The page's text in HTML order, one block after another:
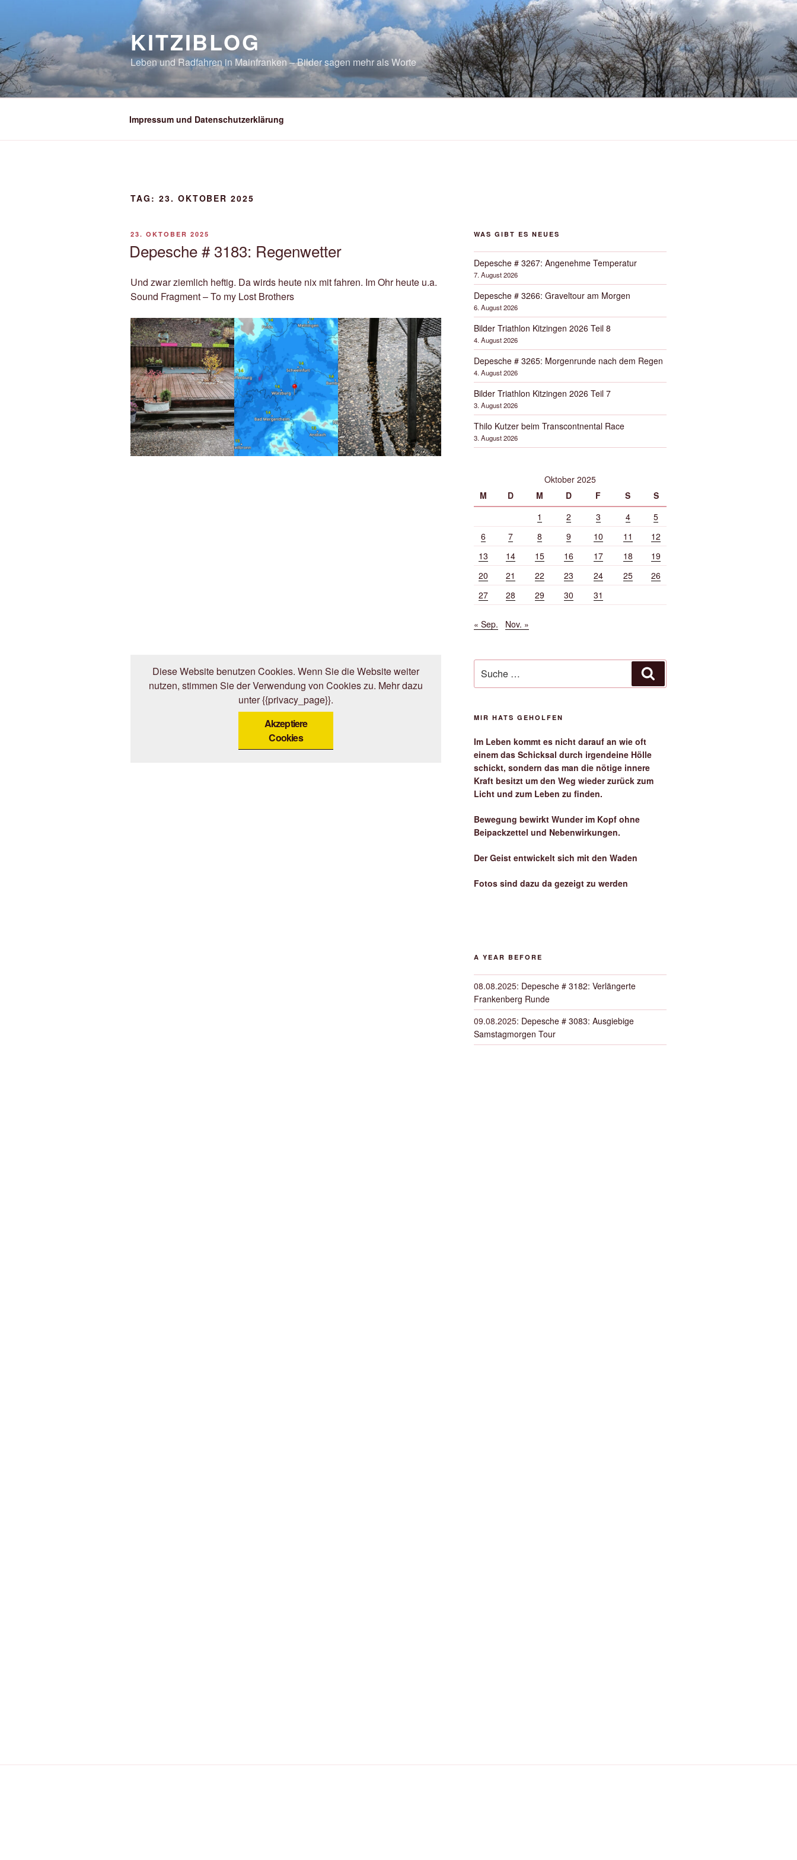
springen
KITZIBLOG
Leben und Radfahren in Mainfranken – Bilder sagen mehr als Worte
Impressum und Datenschutzerklärung
TAG: 23. OKTOBER 2025
VERÖFFENTLICHT
23. OKTOBER 2025
Depesche # 3183: Regenwetter
Und zwar ziemlich heftig. Da wirds heute nix mit fahren. Im Ohr heute u.a.
Sound Fragment – To my Lost Brothers
Diese Website benutzen Cookies. Wenn Sie die Website weiter
nutzen, stimmen Sie der Verwendung von Cookies zu. Mehr dazu
unter {{privacy_page}}.
Akzeptiere
Cookies
WAS GIBT ES NEUES
Depesche # 3267: Angenehme Temperatur
7. August 2026
Depesche # 3266: Graveltour am Morgen
6. August 2026
Bilder Triathlon Kitzingen 2026 Teil 8
4. August 2026
Depesche # 3265: Morgenrunde nach dem Regen
4. August 2026
Bilder Triathlon Kitzingen 2026 Teil 7
3. August 2026
Thilo Kutzer beim Transcontnental Race
3. August 2026
Oktober 2025
M
D M D F S
S
1
2 3 4
5
6
7 8 9 10 11
12
13
14 15 16 17 18
19
20
21 22 23 24 25
26
27
28 29 30 31
« Sep. Nov. »
nach:
MIR HATS GEHOLFEN
Im Leben kommt es nicht darauf an wie oft
einem das Schicksal durch irgendeine Hölle
schickt, sondern das man die nötige innere
Kraft besitzt um den Weg wieder zurück zum
Licht und zum Leben zu finden.
Bewegung bewirkt Wunder im Kopf ohne
Beipackzettel und Nebenwirkungen.
Der Geist entwickelt sich mit den Waden
Fotos sind dazu da gezeigt zu werden
A YEAR BEFORE
08.08.2025: Depesche # 3182: Verlängerte
Frankenberg Runde
09.08.2025: Depesche # 3083: Ausgiebige
Samstagmorgen Tour